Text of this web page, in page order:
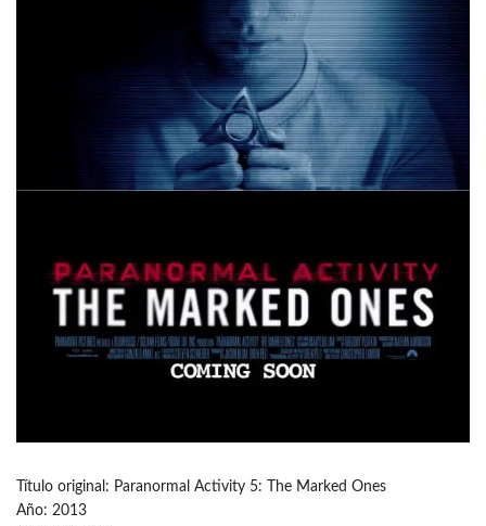
Título original: Paranormal Activity 5: The Marked Ones
Año: 2013